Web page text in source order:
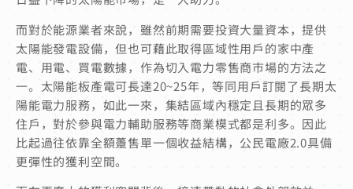
而對於能源業者來說，雖然前期需要投資大量資本，提供
太陽能發電設備，但也可藉此取得區域性用戶的家中產
電、用電、買電數據，作為切入電力零售商市場的方法之
一。太陽能板產電可長達20~25年，等同用戶訂閱了長期太
陽能電力服務，如此一來，集結區域內穩定且長期的眾多
住戶，對於參與電力輔助服務等商業模式都是利多。因此
比起過往依靠全額躉售單一個收益結構，公民電廠2.0具備
更彈性的獲利空間。